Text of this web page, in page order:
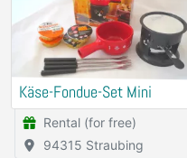
Käse-Fondue-Set Mini
Rental (for free)
94315 Straubing